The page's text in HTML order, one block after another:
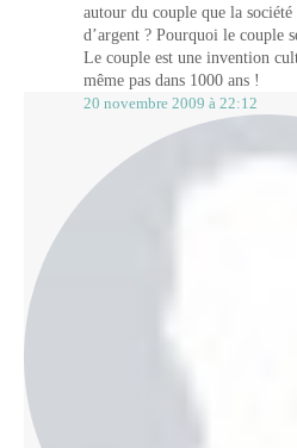
autour du couple que la
d’argent ? Pourquoi le couple
Le couple est une invention
même pas dans 1000 ans !
20 novembre 2009 à 22:12